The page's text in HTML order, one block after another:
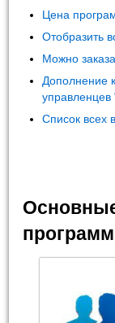
Цена
Отобразить
Можно
Дополнение
Список всех